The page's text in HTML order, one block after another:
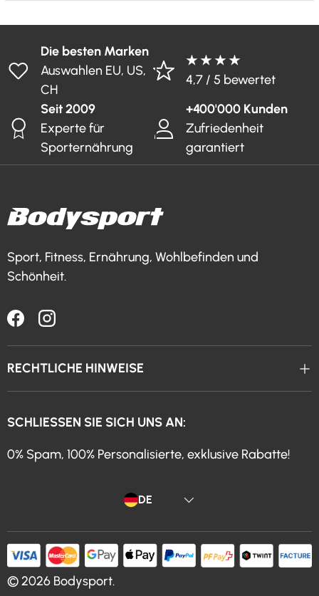
Die besten Marken
Auswahlen EU, US,
CH
★ ★ ★ ★
4,7 / 5 bewertet
Seit 2009
Experte für
Sporternährung
+400'000 Kunden
Zufriedenheit
garantiert
Sport, Fitness, Ernährung, Wohlbefinden und
Schönheit.
FacebookInstagram
RECHTLICHE HINWEISE
SCHLIESSEN SIE SICH UNS AN:
0% Spam, 100% Personalisierte, exklusive Rabatte!
DE
© 2026 Bodysport.